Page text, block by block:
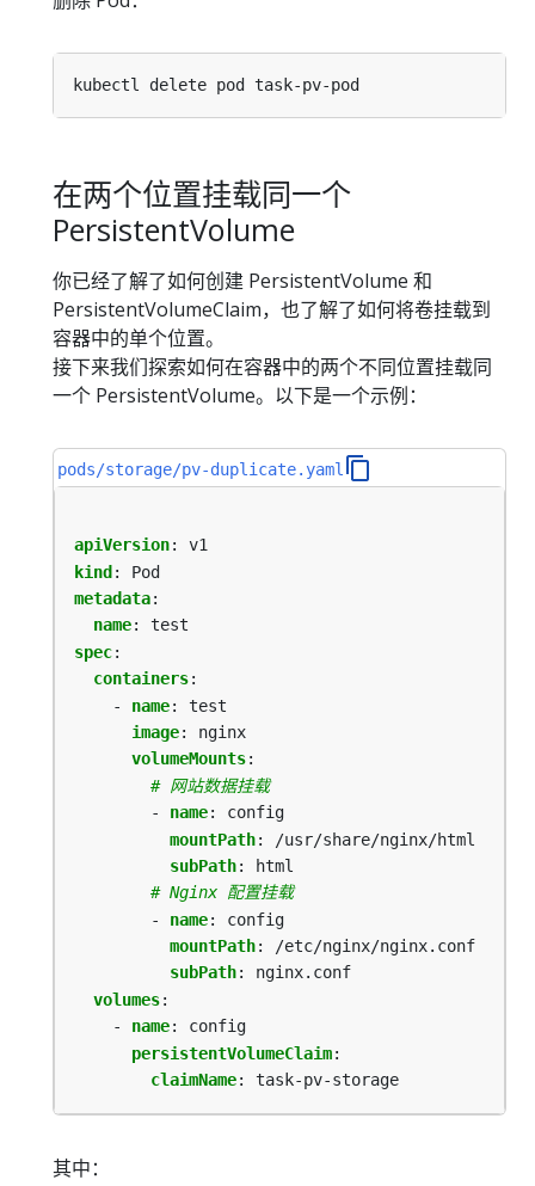
在两个位置挂载同一个
PersistentVolume
你已经了解了如何创建 PersistentVolume 和
PersistentVolumeClaim，也了解了如何将卷挂载到
容器中的单个位置。
接下来我们探索如何在容器中的两个不同位置挂载同
一个 PersistentVolume。以下是一个示例：
pods/storage/pv-duplicate.yaml
apiVersion:
v1
kind :
Pod
metadata:
name:
test
spec:
containers:
- name:
test
image:
nginx
volumeMounts:
# 网站数据挂载
- name:
config
mountPath:
/usr/share/nginx/html
subPath:
html
# Nginx 配置挂载
- name:
config
mountPath:
/etc/nginx/nginx.conf
subPath:
nginx.conf
volumes:
- name:
config
persistentVolumeClaim:
claimName: task-pv-storage
其中：